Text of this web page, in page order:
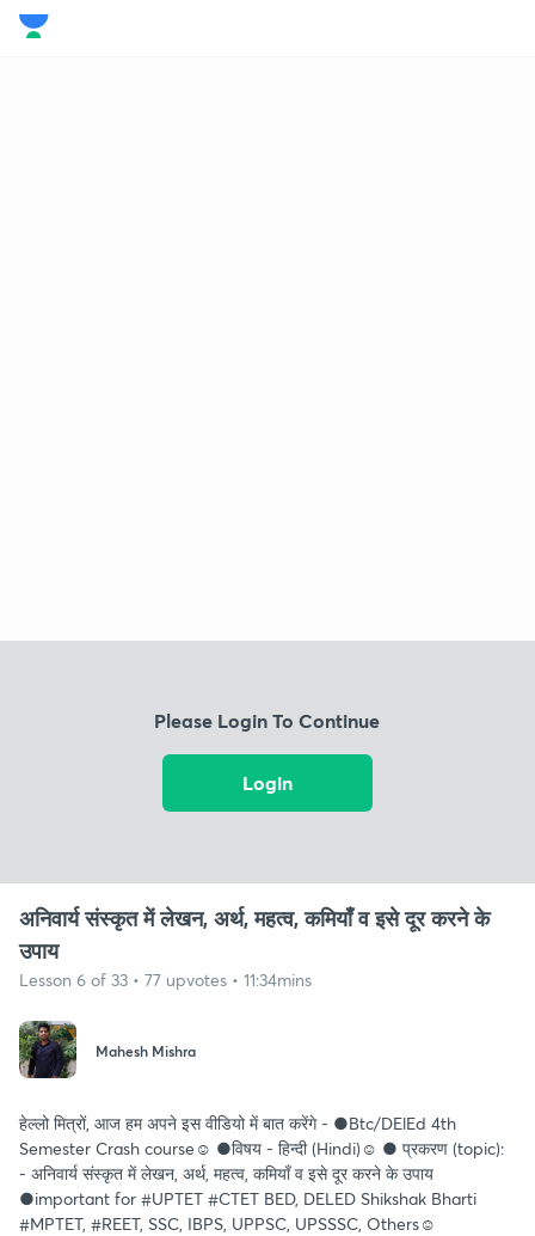
Please Login To Continue
Login
अनिवार्य संस्कृत में लेखन, अर्थ, महत्व, कमियाँ व इसे दूर करने के
उपाय
Lesson 6 of 33 • 77 upvotes • 11:34mins
Mahesh Mishra
हेल्लो मित्रों, आज हम अपने इस वीडियो में बात करेंगे - ●Btc/DElEd 4th
Semester Crash course☺️ ●विषय - हिन्दी (Hindi)☺️ ● प्रकरण (topic):
- अनिवार्य संस्कृत में लेखन, अर्थ, महत्व, कमियाँ व इसे दूर करने के उपाय
●important for #UPTET #CTET BED, DELED Shikshak Bharti
#MPTET, #REET, SSC, IBPS, UPPSC, UPSSSC, Others☺️